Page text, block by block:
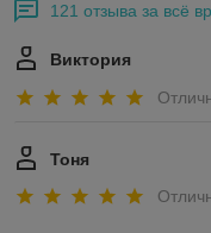
121 отзыва за всё
Виктория
Тоня